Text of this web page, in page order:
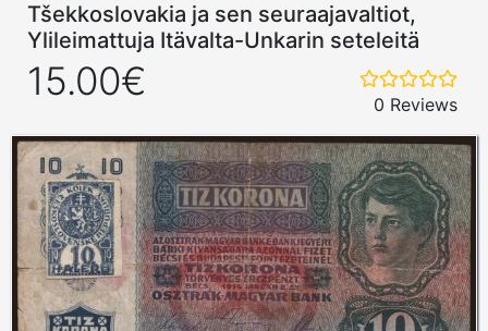
Tšekkoslovakia ja sen seuraajavaltiot,
Ylileimattuja Itävalta-Unkarin seteleitä
15.00€
0 Reviews